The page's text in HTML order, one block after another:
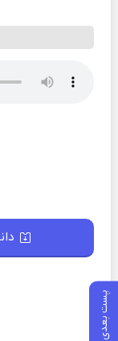
پست بعدی